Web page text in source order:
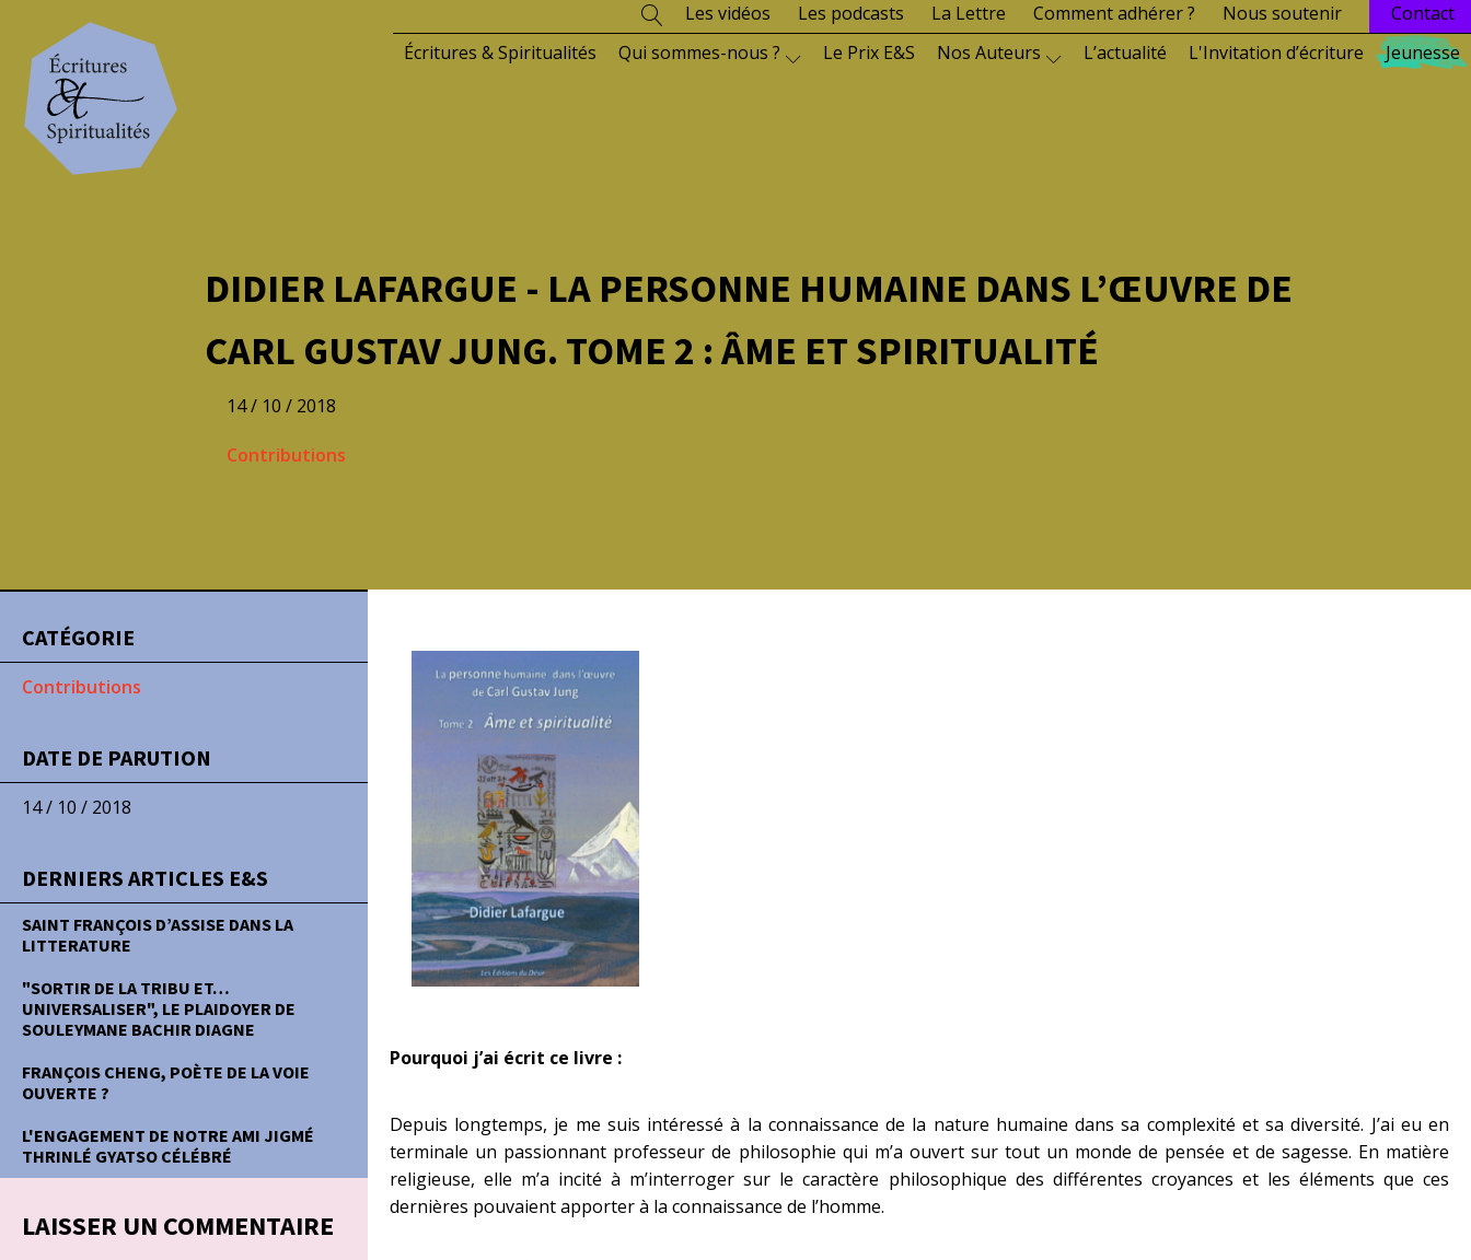
Les vidéos Les podcasts La Lettre Comment adhérer ? Nous soutenir
Contact
Écritures & Spiritualités
Qui sommes-nous ? Le Prix E&S Nos Auteurs L’actualité L'Invitation d’écriture Jeunesse
DIDIER LAFARGUE - LA PERSONNE HUMAINE DANS L’ŒUVRE DE
CARL GUSTAV JUNG. TOME 2 : ÂME ET SPIRITUALITÉ
14 / 10 / 2018
Contributions
CATÉGORIE
Contributions
DATE DE PARUTION
14 / 10 / 2018
DERNIERS ARTICLES E&S
SAINT FRANÇOIS D’ASSISE DANS LA
LITTERATURE
"SORTIR DE LA TRIBU ET…
UNIVERSALISER", LE PLAIDOYER DE
SOULEYMANE BACHIR DIAGNE
FRANÇOIS CHENG, POÈTE DE LA VOIE
OUVERTE ?
L'ENGAGEMENT DE NOTRE AMI JIGMÉ
THRINLÉ GYATSO CÉLÉBRÉ
LAISSER UN COMMENTAIRE
Pourquoi j’ai écrit ce livre :
Depuis longtemps, je me suis intéressé à la connaissance de la nature humaine dans sa complexité et sa diversité. J’ai eu en
terminale un passionnant professeur de philosophie qui m’a ouvert sur tout un monde de pensée et de sagesse. En matière
religieuse, elle m’a incité à m’interroger sur le caractère philosophique des différentes croyances et les éléments que ces
dernières pouvaient apporter à la connaissance de l’homme.